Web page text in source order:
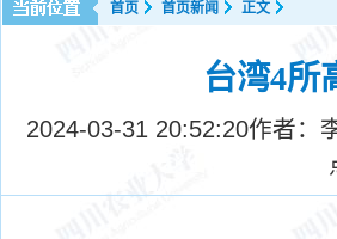
首页 首页新闻 正文
台湾4所
2024-03-31 20:52:20作者：